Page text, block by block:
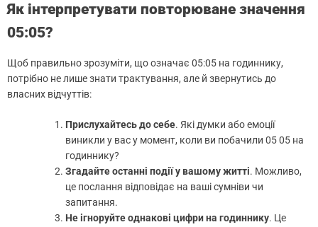
Як інтерпретувати повторюване значення
05:05?
Щоб правильно зрозуміти, що означає 05:05 на годиннику,
потрібно не лише знати трактування, але й звернутись до
власних відчуттів:
Прислухайтесь до себе. Які думки або емоції
виникли у вас у момент, коли ви побачили 05 05 на
годиннику?
Згадайте останні події у вашому житті. Можливо,
це послання відповідає на ваші сумніви чи
запитання.
Не ігноруйте однакові цифри на годиннику. Це